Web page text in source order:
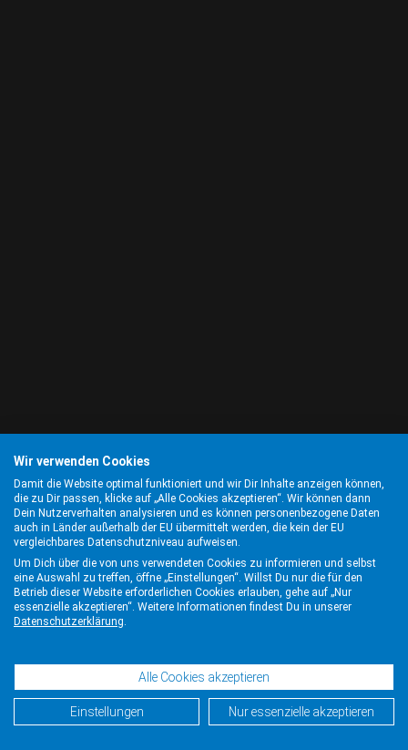
Wir verwenden Cookies
Damit die Website optimal funktioniert und wir Dir Inhalte anzeigen können,
die zu Dir passen, klicke auf „Alle Cookies akzeptieren“. Wir können dann
Dein Nutzerverhalten analysieren und es können personenbezogene Daten
auch in Länder außerhalb der EU übermittelt werden, die kein der EU
vergleichbares Datenschutzniveau aufweisen.
Um Dich über die von uns verwendeten Cookies zu informieren und selbst
eine Auswahl zu treffen, öffne „Einstellungen“. Willst Du nur die für den
Betrieb dieser Website erforderlichen Cookies erlauben, gehe auf „Nur
essenzielle akzeptieren“. Weitere Informationen findest Du in unserer
Datenschutzerklärung.
Alle Cookies akzeptieren
Einstellungen Nur essenzielle akzeptieren